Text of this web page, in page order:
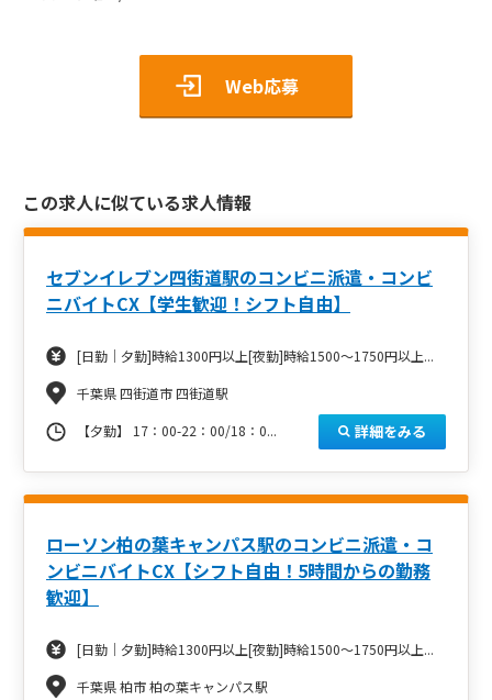
Web応募
この求人に似ている求人情報
セブンイレブン四街道駅のコンビニ派遣・コンビ
ニバイトCX【学生歓迎！シフト自由】
[日勤｜夕勤]時給1300円以上[夜勤]時給1500～1750円以上...
千葉県 四街道市 四街道駅
【夕勤】 17：00-22：00/18：0... 詳細をみる
ローソン柏の葉キャンパス駅のコンビニ派遣・コ
ンビニバイトCX【シフト自由！5時間からの勤務
歓迎】
[日勤｜夕勤]時給1300円以上[夜勤]時給1500～1750円以上...
千葉県 柏市 柏の葉キャンパス駅